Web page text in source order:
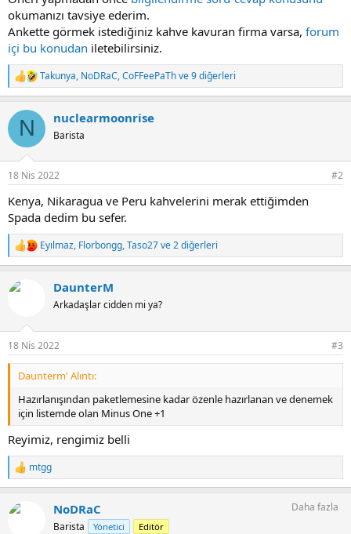
okumanızı tavsiye ederim.
Ankette görmek istediğiniz kahve kavuran firma varsa, forum
içi bu konudan iletebilirsiniz.
T
e
k
l
:
Takunya, NoDRaC,CoFFeePaThve 9 diğerleri
N nuclearmoonrise
Barista
18 Nis 2022 #2
Kenya, Nikaragua ve Peru kahvelerini merak ettiğimden
Spada dedim bu sefer.
T
e
k
:
Eyılmaz, Florbongg,Taso27ve 2 diğerleri
DaunterM
Arkadaşlar cidden mi ya?
18 Nis 2022 #3
Daunterm' Alıntı:
Hazırlanışından paketlemesine kadar özenle hazırlanan ve denemek
için listemde olan Minus One +1
Reyimiz, rengimiz belli
T
e
k
mtgg
NoDRaC
Barista Yönetici Editör
Daha fazla